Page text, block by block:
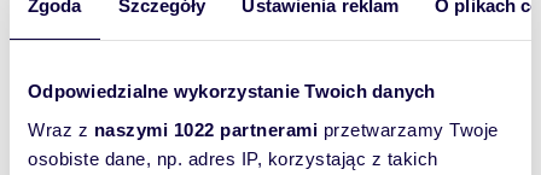
Zgoda Szczegóły Ustawienia reklam O plikach
Odpowiedzialne wykorzystanie Twoich danych
Wraz z naszymi 1022 partnerami przetwarzamy Twoje
osobiste dane, np. adres IP, korzystając z takich
Wyślij
wiadomość